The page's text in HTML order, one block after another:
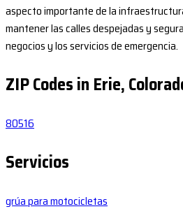
aspecto importante de la
mantener las calles despejadas y
negocios y los servicios de emergencia.
ZIP Codes in Erie,
80516
Servicios
grúa para motocicletas